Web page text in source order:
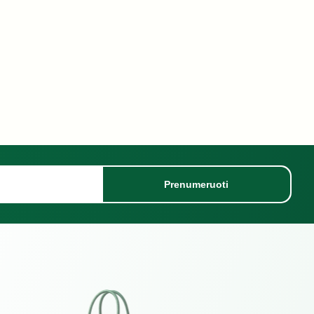
Prenumeruoti